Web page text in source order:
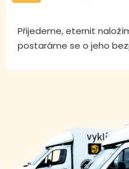
Přijedeme, eternit
postaráme se o jeho